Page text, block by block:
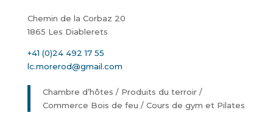
Chemin de la Corbaz 20
1865 Les Diablerets
+41 (0)24 492 17 55
lc.morerod@gmail.com
Chambre d’hôtes / Produits du terroir /
Commerce Bois de feu / Cours de gym et Pilates